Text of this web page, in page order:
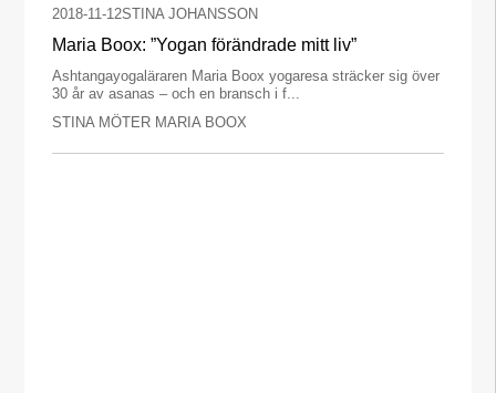
2018-11-12STINA JOHANSSON
Maria Boox: ”Yogan förändrade mitt liv”
Ashtangayogaläraren Maria Boox yogaresa sträcker sig över
30 år av asanas – och en bransch i f...
STINA MÖTER MARIA BOOX